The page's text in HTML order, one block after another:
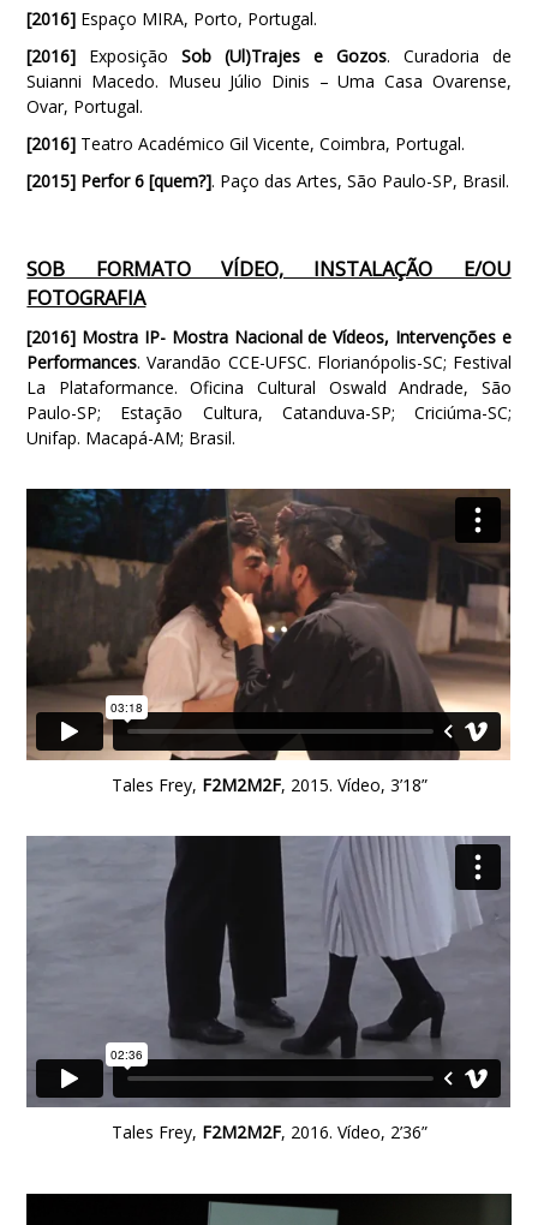
[2016] Espaço MIRA, Porto, Portugal.
[2016] ExposiçãoSob (Ul)Trajes e Gozos. Curadoria de
Suianni Macedo. Museu Júlio Dinis – Uma Casa Ovarense,
Ovar, Portugal.
[2016] Teatro Académico Gil Vicente, Coimbra, Portugal.
[2015] Perfor 6 [quem?]. Paço das Artes, São Paulo-SP, Brasil.
SOB FORMATO VÍDEO, INSTALAÇÃO E/OU
FOTOGRAFIA
[2016] Mostra IP- Mostra Nacional de Vídeos, Intervenções e
Performances. Varandão CCE-UFSC. Florianópolis-SC; Festival
La Plataformance. Oficina Cultural Oswald Andrade, São
Paulo-SP; Estação Cultura, Catanduva-SP; Criciúma-SC;
Unifap. Macapá-AM; Brasil.
Tales Frey, F2M2M2F, 2015. Vídeo, 3’18”
Tales Frey, F2M2M2F, 2016. Vídeo, 2’36”